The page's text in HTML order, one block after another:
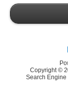
Copyright ©
Search Engine